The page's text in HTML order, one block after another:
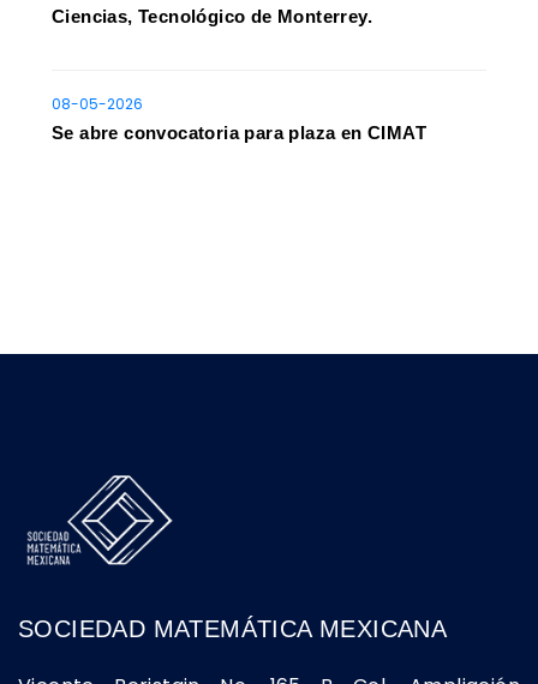
Ciencias, Tecnológico de Monterrey.
08-05-2026
Se abre convocatoria para plaza en CIMAT
SOCIEDAD MATEMÁTICA MEXICANA